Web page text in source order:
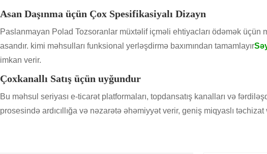
Asan Daşınma üçün Çox Spesifikasiyalı Dizayn
Paslanmayan Polad Tozsoranlar müxtəlif içməli ehtiyacları ödəmək
asandır. kimi məhsulları funksional yerləşdirmə baxımından tamamlayır
imkan verir.
Çoxkanallı Satış üçün uyğundur
Bu məhsul seriyası e-ticarət platformaları, topdansatış kanalları və
prosesində ardıcıllığa və nəzarətə əhəmiyyət verir, geniş miqyaslı təchizat